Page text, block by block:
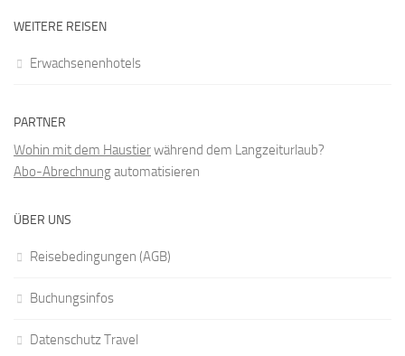
WEITERE REISEN
Erwachsenenhotels
PARTNER
Wohin mit dem Haustierwährend dem Langzeiturlaub?
Abo-Abrechnungautomatisieren
ÜBER UNS
Reisebedingungen (AGB)
Buchungsinfos
Datenschutz Travel